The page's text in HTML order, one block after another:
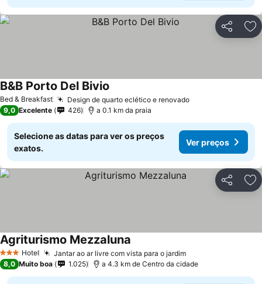
Partilhar
Bed & Breakfast Design de quarto eclético e renovadoVer preços
B&B Porto Del Bivio
9,0 Excelente 426 a 0.1 km da praia
Selecione as datas para ver os preços
exatos.
Ver preços
Partilhar
3 EstrelasHotel Jantar ao ar livre com vista para o jardimVer preços
Agriturismo Mezzaluna
8,0 Muito boa 1.025 a 4.3 km de Centro da cidade